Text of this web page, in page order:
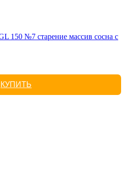
150 №7 старение массив сосна с
КУПИТЬ